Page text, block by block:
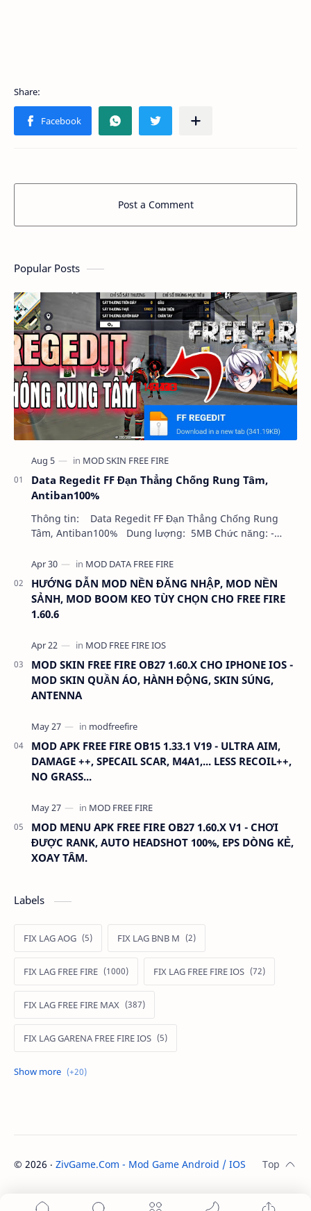
Post a Comment
Popular Posts
Data Regedit FF Đạn Thẳng Chống Rung Tâm,
Antiban100%
Thông tin: Data Regedit FF Đạn Thẳng Chống Rung
Tâm, Antiban100% Dung lượng: 5MB Chức năng: -
HƯỚNG DẪN MOD NỀN ĐĂNG NHẬP, MOD NỀN
SẢNH, MOD BOOM KEO TÙY CHỌN CHO FREE FIRE
1.60.6
MOD SKIN FREE FIRE OB27 1.60.X CHO IPHONE IOS -
MOD SKIN QUẦN ÁO, HÀNH ĐỘNG, SKIN SÚNG,
ANTENNA
MOD APK FREE FIRE OB15 1.33.1 V19 - ULTRA AIM,
DAMAGE ++, SPECAIL SCAR, M4A1,... LESS RECOIL++,
NO GRASS...
MOD MENU APK FREE FIRE OB27 1.60.X V1 - CHƠI
ĐƯỢC RANK, AUTO HEADSHOT 100%, EPS DÒNG KẺ,
XOAY TÂM.
Labels
FIX LAG AOG FIX LAG BNB M
FIX LAG FREE FIRE FIX LAG FREE FIRE IOS
FIX LAG FREE FIRE MAX
FIX LAG GARENA FREE FIRE IOS
FIX LAG LIÊN QUÂN MOBILE
MOD APK FREE FIRE MOD DATA FREE FIRE
MOD DATA PUBG MOD FREE FIRE
MOD FREE FIRE IOS MOD GAME MOBILE
© 2026 ‧ ZivGame.Com - Mod Game Android / IOS . All rights